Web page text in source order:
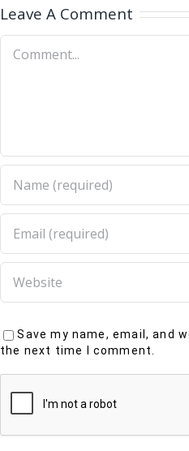
Leave A Comment
Save my name, email, and
the next time I comment.